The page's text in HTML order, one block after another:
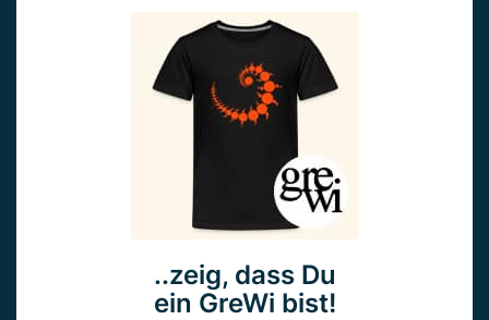
..zeig, dass Du
ein GreWi bist!